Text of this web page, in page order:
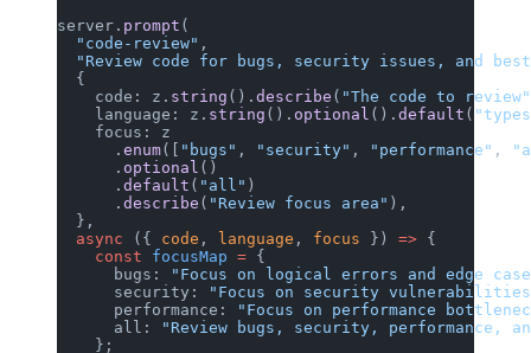
server. prompt
  "code-review"
"Review code for bugs, security issues, and
  {
    code: z.
string ().describe ("The code to
    language: z.
string ().optional ().default (
    focus: z
      .
enum ([ "bugs" , "security" , "performance" ,
      .
optional ()
      .
default ( "all"
      .
describe ( "Review focus area" ),
  },
  async
({ code , language , focus }) => {
    const
focusMap = {
      bugs:
"Focus on logical errors and edge
      security:
"Focus on security
      performance:
"Focus on performance
      all:
"Review bugs, security, performance,
    };